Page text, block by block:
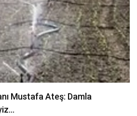
yönelik Mevlid-i Nebi
–…